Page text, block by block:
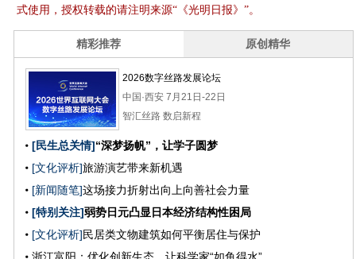
式使用，授权转载的请注明来源“《光明日报》”。